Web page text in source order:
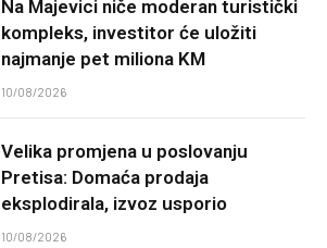
Na Majevici niče moderan turistički
kompleks, investitor će uložiti
najmanje pet miliona KM
10/08/2026
Velika promjena u poslovanju
Pretisa: Domaća prodaja
eksplodirala, izvoz usporio
10/08/2026